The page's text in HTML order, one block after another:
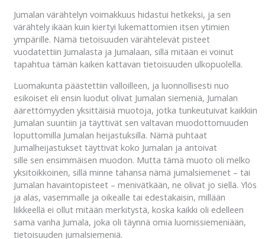
Jumalan värähtelyn voimakkuus hidastui hetkeksi, ja sen
värähtely ikään kuin kiertyi lukemattomien itsen ytimien
ympärille. Nämä tietoisuuden värähtelevät pisteet
vuodatettiin Jumalasta ja Jumalaan, sillä mitään ei voinut
tapahtua tämän kaiken kattavan tietoisuuden ulkopuolella.
Luomakunta päästettiin valloilleen, ja luonnollisesti nuo
esikoiset eli ensin luodut olivat Jumalan siemeniä, Jumalan
äärettömyyden yksittäisiä muotoja, jotka tunkeutuivat kaikkiin
Jumalan suuntiin ja täyttivät sen valtavan muodottomuuden
loputtomilla Jumalan heijastuksilla. Nämä puhtaat
Jumalheijastukset täyttivät koko Jumalan ja antoivat
sille sen ensimmäisen muodon. Mutta tämä muoto oli melko
yksitoikkoinen, sillä minne tahansa nämä jumalsiemenet – tai
Jumalan havaintopisteet – menivätkään, ne olivat jo siellä. Ylös
ja alas, vasemmalle ja oikealle tai edestakaisin, millään
liikkeellä ei ollut mitään merkitystä, koska kaikki oli edelleen
sama vanha Jumala, joka oli täynnä omia luomissiemeniään,
tietoisuuden jumalsiemeniä.